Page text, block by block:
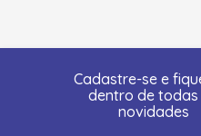
Cadastre-se e
dentro de todas
novidades